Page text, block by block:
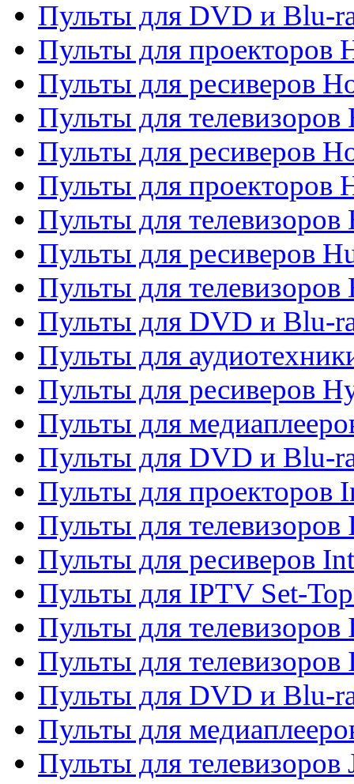
Пульты для DVD и Blu-
Пульты для проекторов
Пульты для ресиверов
Пульты для
Пульты для ресиверов
Пульты для проекторов
Пульты для телевизоров
Пульты для ресиверов
Пульты для
Пульты для DVD и Blu-
Пульты для
Пульты для ресиверов
Пульты для
Пульты для DVD и Blu-
Пульты для проекторов
Пульты для
Пульты для ресиверов
Пульты для IPTV Set-
Пульты для телевизоров
Пульты для телевизоров
Пульты для DVD и Blu-
Пульты для
Пульты для телевизоров